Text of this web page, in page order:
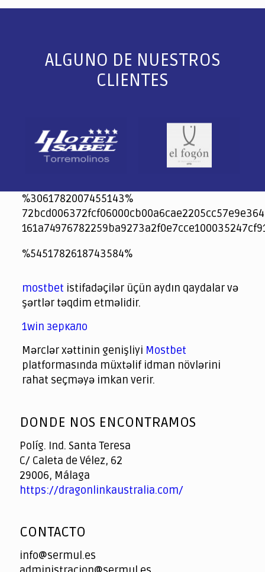
ALGUNO DE NUESTROS
CLIENTES
%3061782007455143%
jeetcity
1xbet
jeet city casino
%5451782618743584%
spintiger
Avabet
Spinrise
Crown Green
Crowngreen casino login
슈가 러쉬1000 슬롯
crazy time casino online
1xcasinozambia.com
codingworldnews.com
parimatch.kr
winorio
winorio casino
winorio
mostbet istifadəçilər üçün aydın qaydalar və
şərtlər təqdim etməlidir.
1win зеркало
Mərclər xəttinin genişliyi Mostbet
platformasında müxtəlif idman növlərini
rahat seçməyə imkan verir.
of
DONDE NOS ENCONTRAMOS
Políg. Ind. Santa Teresa
C/ Caleta de Vélez, 62
29006, Málaga
https://dragonlinkaustralia.com/
CONTACTO
info@sermul.es